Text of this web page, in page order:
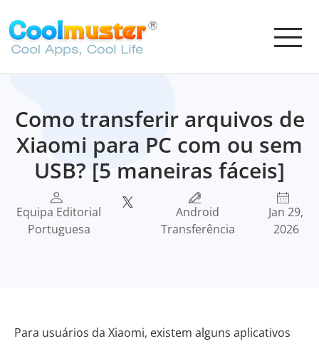
Como transferir arquivos de
Xiaomi para PC com ou sem
USB? [5 maneiras fáceis]
Equipa Editorial
Portuguesa
Android
Transferência
Jan 29,
2026
Para usuários da Xiaomi, existem alguns aplicativos